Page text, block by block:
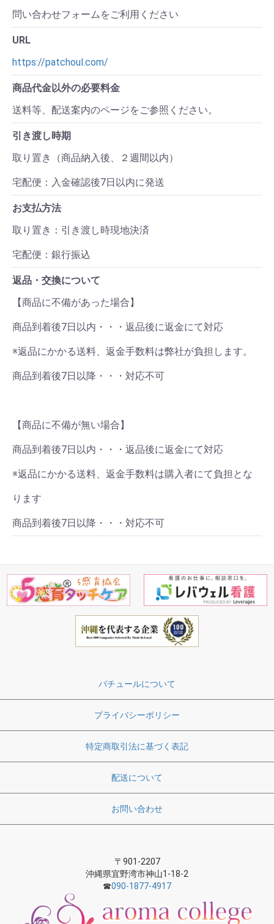
問い合わせフォームをご利用ください
URL
https://patchoul.com/
商品代金以外の必要料金
送料等、配送案内のページをご参照ください。
引き渡し時期
取り置き（商品納入後、２週間以内）
宅配便：入金確認後7日以内に発送
お支払方法
取り置き：引き渡し時現地決済
宅配便：銀行振込
返品・交換について
【商品に不備があった場合】
商品到着後7日以内・・・返品後に返金にて対応
※返品にかかる送料、返金手数料は弊社が負担します。
商品到着後7日以降・・・対応不可
【商品に不備が無い場合】
商品到着後7日以内・・・返品後に返金にて対応
※返品にかかる送料、返金手数料は購入者にて負担とな
ります
商品到着後7日以降・・・対応不可
パチュールについて
プライバシーポリシー
特定商取引法に基づく表記
配送について
お問い合わせ
〒901-2207
沖縄県宜野湾市神山1-18-2
☎090-1877-4917